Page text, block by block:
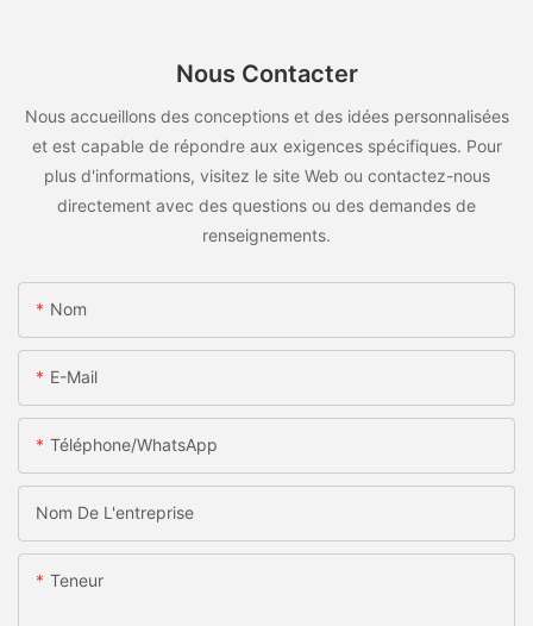
Nous Contacter
Nous accueillons des conceptions et des idées personnalisées
et est capable de répondre aux exigences spécifiques. Pour
plus d'informations, visitez le site Web ou contactez-nous
directement avec des questions ou des demandes de
renseignements.
Nom
E-Mail
Téléphone/WhatsApp
Nom De L'entreprise
Teneur